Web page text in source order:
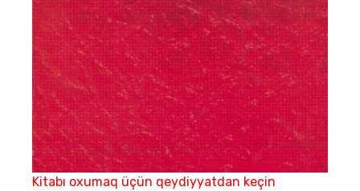
Kitabı oxumaq üçün qeydiyyatdan keçin